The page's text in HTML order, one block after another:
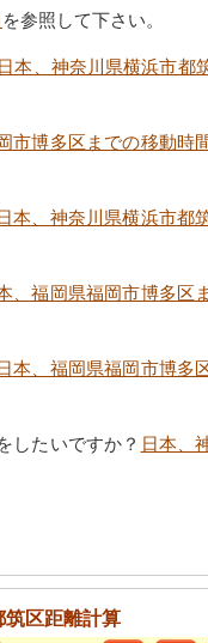
を参照して下さい。
日本、神奈川県横浜市都
市博多区までの移動時
本、神奈川県横浜市都
、福岡県福岡市博多区
本、福岡県福岡市博多
したいですか？ 日本、
筑区距離計算